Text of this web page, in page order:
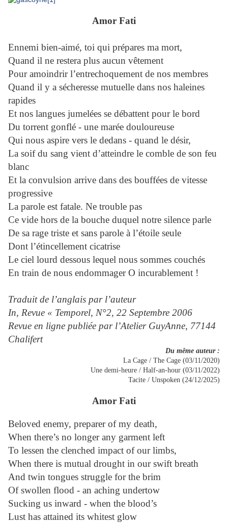
Amor Fati
Ennemi bien-aimé, toi qui prépares ma mort,
Quand il ne restera plus aucun vêtement
Pour amoindrir l’entrechoquement de nos membres
Quand il y a sécheresse mutuelle dans nos haleines
rapides
Et nos langues jumelées se débattent pour le bord
Du torrent gonflé - une marée douloureuse
Qui nous aspire vers le dedans - quand le désir,
La soif du sang vient d’atteindre le comble de son feu
blanc
Et la convulsion arrive dans des bouffées de vitesse
progressive
La parole est fatale. Ne trouble pas
Ce vide hors de la bouche duquel notre silence parle
De sa rage triste et sans parole à l’étoile seule
Dont l’étincellement cicatrise
Le ciel lourd dessous lequel nous sommes couchés
En train de nous endommager O incurablement !
Traduit de l’anglais par l’auteur
In, Revue « Temporel, N°2, 22 Septembre 2006
Revue en ligne publiée par l’Atelier GuyAnne, 77144
Chalifert
Du même auteur :
La Cage / The Cage (03/11/2020)
Une demi-heure / Half-an-hour (03/11/2022)
Tacite / Unspoken (24/12/2025)
Amor Fati
Beloved enemy, preparer of my death,
When there’s no longer any garment left
To lessen the clenched impact of our limbs,
When there is mutual drought in our swift breath
And twin tongues struggle for the brim
Of swollen flood - an aching undertow
Sucking us inward - when the blood’s
Lust has attained its whitest glow